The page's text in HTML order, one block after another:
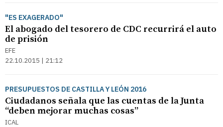
"ES EXAGERADO"
El abogado del tesorero de CDC recurrirá el auto
de prisión
EFE
22.10.2015 | 21:12
PRESUPUESTOS DE CASTILLA Y LEÓN 2016
Ciudadanos señala que las cuentas de la Junta
“deben mejorar muchas cosas”
ICAL